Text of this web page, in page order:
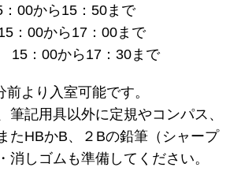
：00から15：50まで
：00から17：00まで
15：00から17：30まで
より入室可能です。
筆記用具以外に定規やコンパス、
たHBかB、２Bの鉛筆（シャープ
消しゴムも準備してください。